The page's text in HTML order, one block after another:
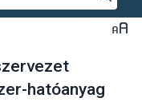
hatóanyag